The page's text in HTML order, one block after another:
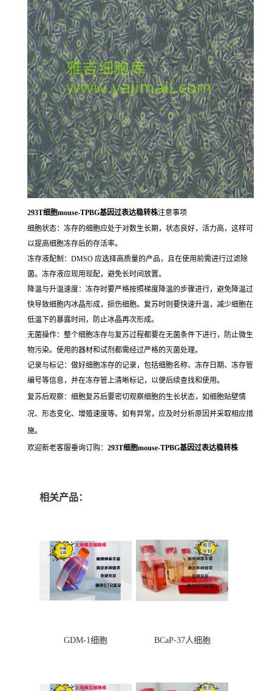
293T细胞mouse-TPBG基因过表达稳转株注意事项
细胞状态：冻存的细胞应处于对数生长期，状态良好，活力高，这样可
以提高细胞冻存后的存活率。
冻存液配制：DMSO 应选择高质量的产品，且在使用前需进行过滤除
菌。冻存液应现用现配，避免长时间放置。
降温与升温速度：冻存时要严格按照梯度降温的步骤进行，避免降温过
快导致细胞内冰晶形成，损伤细胞。复苏时则要快速升温，减少细胞在
低温下的暴露时间，防止冰晶再次形成。
无菌操作：整个细胞冻存与复苏过程都要在无菌条件下进行，防止微生
物污染。使用的器材和试剂都需经过严格的灭菌处理。
记录与标记：做好细胞冻存的记录，包括细胞名称、冻存日期、冻存管
编号等信息，并在冻存管上清晰标记，以便后续查找和使用。
复苏后观察：细胞复苏后要密切观察细胞的生长状态，如细胞贴壁情
况、形态变化、增殖速度等。如有异常，应及时分析原因并采取相应措
施。
欢迎新老客服垂询订购： 293T细胞mouse-TPBG基因过表达稳转株
相关产品：
GDM-1细胞 BCaP-37人细胞